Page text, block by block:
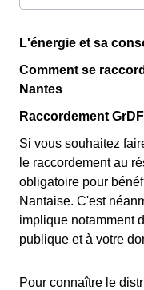
L'énergie et sa
Comment se
Nantes
Raccordement
Si vous souhaitez
le raccordement au
obligatoire pour
Nantaise. C'est
implique notamment
publique et à votre
Pour connaître le